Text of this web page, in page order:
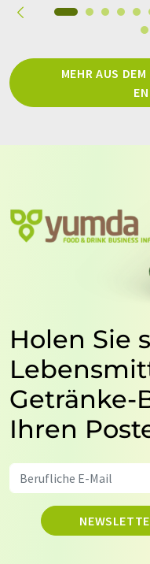
MEHR AUS
Holen Sie
Getränke-
Ihren